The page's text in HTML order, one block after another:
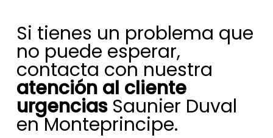
Si tienes un problema que
no puede esperar,
contacta con nuestra
atención al cliente
urgenciasSaunier Duval
en Monteprincipe.